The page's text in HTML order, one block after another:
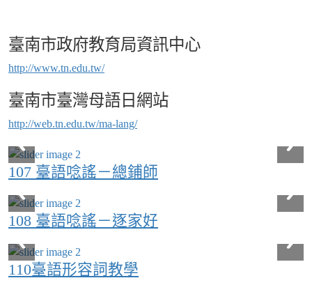
臺南市政府教育局資訊中心
http://www.tn.edu.tw/
臺南市臺灣母語日網站
http://web.tn.edu.tw/ma-lang/
107 臺語唸謠－總鋪師
108 臺語唸謠－逐家好
110臺語形容詞教學